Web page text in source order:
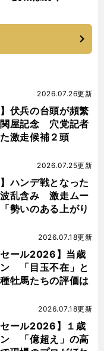
】伏兵の台頭が頻繁
屋記念 穴党記者
激走候補２頭
2026.07.26更新
】ハンデ戦となった
波乱含み 激走ムー
勢いのある上がり
2026.07.25更新
セール2026】当歳
「目玉不在」と
牡馬たちの評価は
2026.07.18更新
セール2026】１歳
「億超え」の高
2026.07.18更新